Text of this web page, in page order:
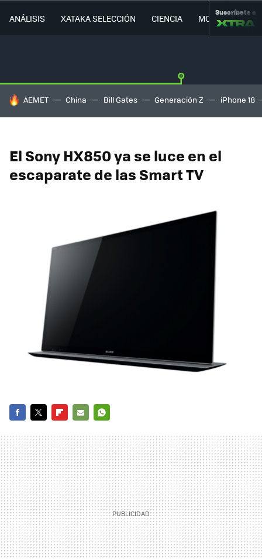
ANÁLISIS XATAKA SELECCIÓN CIENCIA MOVILIDAD
Suscríbete a
HOY SE HABLA DE
AEMET China Bill Gates Generación Z iPhone 18
El Sony HX850 ya se luce en el
escaparate de las Smart TV
MAIL